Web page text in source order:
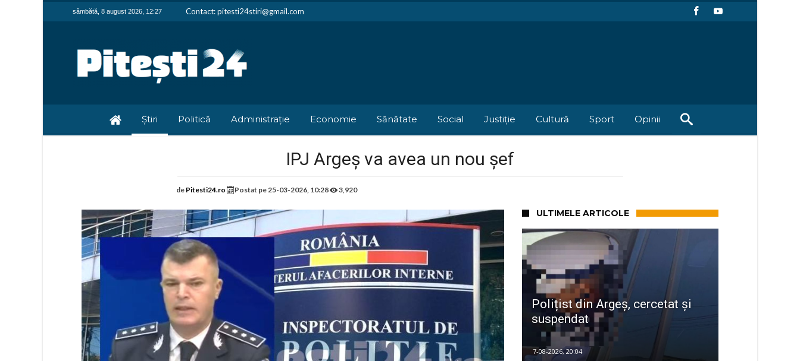
sâmbătă, 8 august 2026, 12:27 Contact: pitesti24stiri@gmail.com
Știri Politică Administrație Economie Sănătate Social Justiție Cultură Sport Opinii
IPJ Argeș va avea un nou șef
de Pitesti24.ro Postat pe25-03-2026, 10:28 3,920
ULTIMELE ARTICOLE
Polițist din Argeș, cercetat și
suspendat
7-08-2026, 20:04